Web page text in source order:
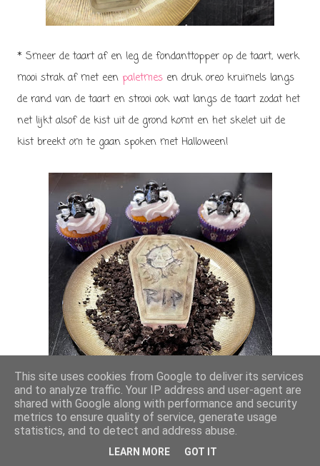
* Smeer de taart af en leg de fondanttopper op de taart, werk
mooi strak af met een paletmes en druk oreo kruimels langs
de rand van de taart en strooi ook wat langs de taart zodat het
net lijkt alsof de kist uit de grond komt en het skelet uit de
kist breekt om te gaan spoken met Halloween!
Ik hoop dat ik je heb mogen inspireren om lekker aan de bak
This site uses cookies from Google to deliver its services
and to analyze traffic. Your IP address and user-agent are
shared with Google along with performance and security
metrics to ensure quality of service, generate usage
statistics, and to detect and address abuse.
LEARN MORE GOT IT